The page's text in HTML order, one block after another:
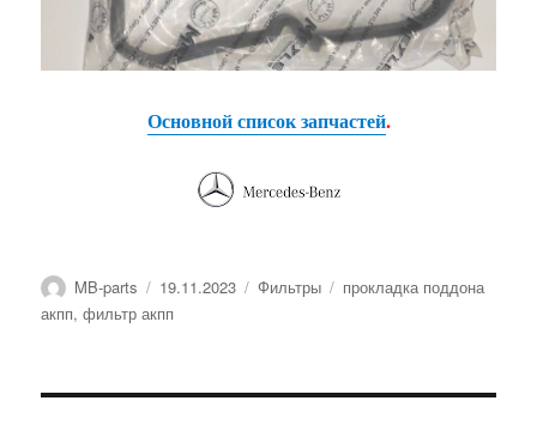
Основной список запчастей.
Автор
MB-parts Опубликовано
19.11.2023 Рубрики
Фильтры Метки
прокладка поддона
акпп,фильтр акпп